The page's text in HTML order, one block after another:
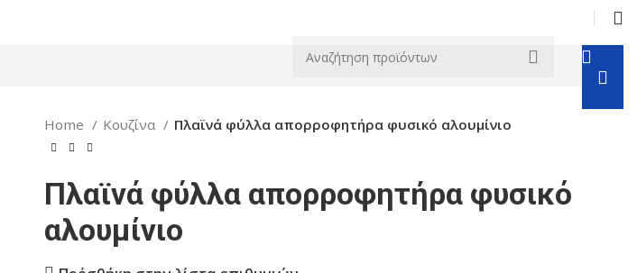
Home Κουζίνα Πλαϊνά φύλλα απορροφητήρα φυσικό αλουμίνιο
Πλαϊνά φύλλα απορροφητήρα φυσικό
αλουμίνιο